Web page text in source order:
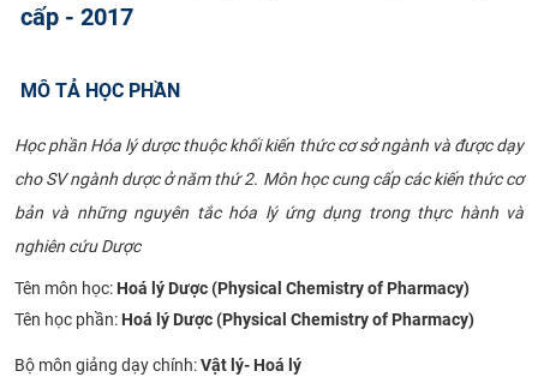
TUYỂN SINH
ĐÀO TẠO
ĐẢM BẢO CHẤT LƯỢNG
KHOA HỌC CÔNG NGHỆ
HTQT
CỰU NGƯỜI HỌC
cấp - 2017
MÔ TẢ HỌC PHẦN
Học phần Hóa lý dược thuộc khối kiến thức cơ sở ngành và được dạy
cho SV ngành dược ở năm thứ 2. Môn học cung cấp các kiến thức cơ
bản và những nguyên tắc hóa lý ứng dụng trong thực hành và
nghiên cứu Dược
​Tên môn học: Hoá lý Dược (Physical Chemistry of Pharmacy)
Tên học phần: Hoá lý Dược (Physical Chemistry of Pharmacy)
Bộ môn giảng dạy chính:Vật lý- Hoá lý